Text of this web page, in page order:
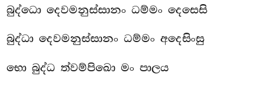
බුද්ධො දෙවමනුස්සානං ධම්මං දෙසෙසි
බුද්ධා දෙවමනුස්සානං ධම්මං අදෙසිංසු
භො බුද්ධ ත්වම්පිඛො මං පාලය